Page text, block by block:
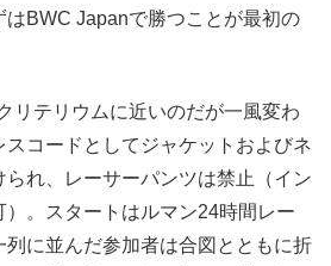
はBWC Japanで勝つことが最初の
リテリウムに近いのだが一風変わ
スコードとしてジャケットおよびネ
られ、レーサーパンツは禁止（イン
。スタートはルマン24時間レー
列に並んだ参加者は合図とともに折